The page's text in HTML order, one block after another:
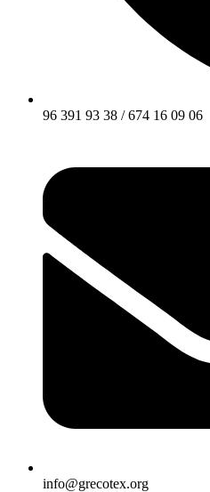
96 391 93 38 / 674 16 09 06
info@grecotex.org